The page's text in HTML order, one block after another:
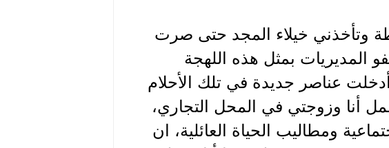
وتأخذني خيلاء المجد حتى صرت
المديريات بمثل هذه اللهجة
عناصر جديدة في تلك الأحلام
أنا وزوجتي في المحل التجاري،
ومطاليب الحياة العائلية، ان